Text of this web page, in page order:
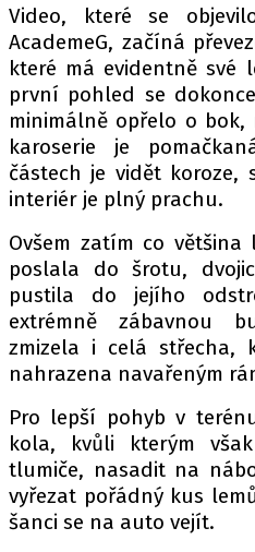
SLEDUJTE NÁS
Máte příběh,
Pošlete e-mail
ETICKÝ
OSOBNÍ
Provozovatelem
INCORP MEDIA
Video, které se
AcademeG, začíná
které má evidentně své
první pohled se
minimálně opřelo o
karoserie je
částech je vidět koroze,
interiér je plný prachu.
Ovšem zatím co
poslala do šrotu,
pustila do jejího
extrémně zábavnou
zmizela i celá střecha,
nahrazena navařeným
Pro lepší pohyb v
kola, kvůli kterým
tlumiče, nasadit na
vyřezat pořádný kus
šanci se na auto vejít.